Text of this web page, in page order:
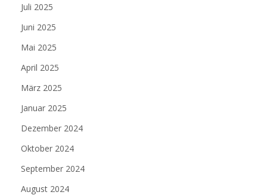
Juli 2025
Juni 2025
Mai 2025
April 2025
März 2025
Januar 2025
Dezember 2024
Oktober 2024
September 2024
August 2024